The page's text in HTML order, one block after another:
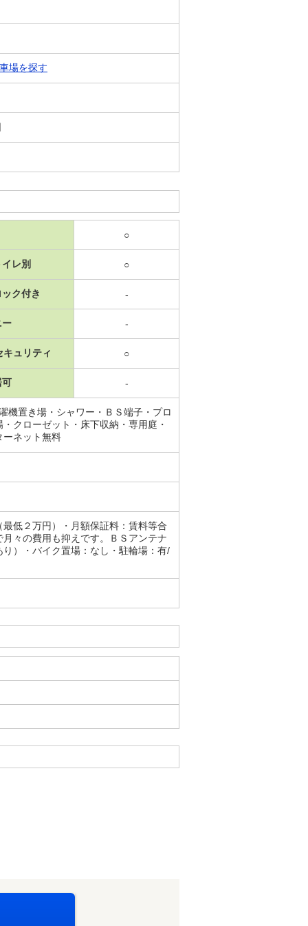
場を探す
○
レ別 ○
ク付き -
ー -
キュリティ ○
可 -
機置き場・シャワー・ＢＳ端子・プロ
クローゼット・床下収納・専用庭・
ーネット無料
低２万円）・月額保証料：賃料等合
々の費用も抑えです。ＢＳアンテナ
）・バイク置場：なし・駐輪場：有/